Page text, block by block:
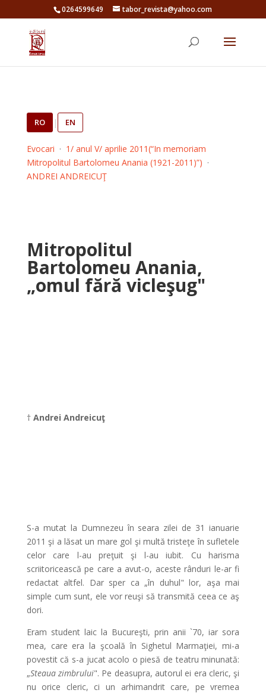
0264599649 tabor_revista@yahoo.com
RO | EN
Evocari · 1/ anul V/ aprilie 2011(“In memoriam
Mitropolitul Bartolomeu Anania (1921-2011)”) ·
ANDREI ANDREICUŢ
Mitropolitul
Bartolomeu Anania,
„omul fără vicleşug"
† Andrei Andreicuţ
S-a mutat la Dumnezeu în seara zilei de 31 ianuarie
2011 şi a lăsat un mare gol şi multă tristeţe în sufletele
celor care l-au preţuit şi l-au iubit. Cu harisma
scriitoricească pe care a avut-o, aceste rânduri le-ar fi
redactat altfel. Dar sper ca „în duhul" lor, aşa mai
simple cum sunt, ele vor reuşi să transmită ceea ce aş
dori.
Eram student laic la Bucureşti, prin anii `70, iar sora
mea, care era la şcoală în Sighetul Marmaţiei, mi-a
povestit că s-a jucat acolo o piesă de teatru minunată:
„Steaua zimbrului". Pe deasupra, autorul ei era cleric, şi
nu orice cleric, ci un arhimandrit care, pe vremea